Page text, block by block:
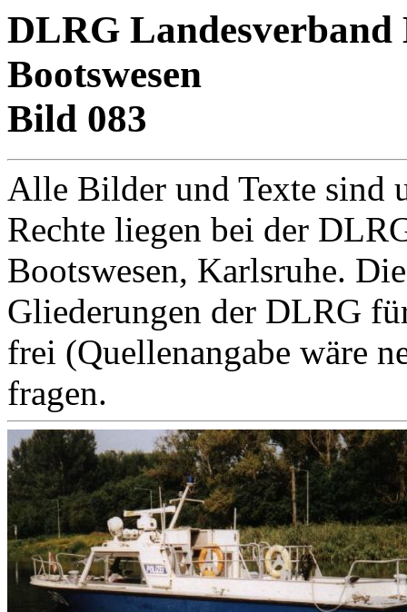
DLRG Landesverband
Bootswesen
Bild 083
Alle Bilder und Texte sind
Rechte liegen bei der
Bootswesen, Karlsruhe.
Gliederungen der DLRG
frei (Quellenangabe wäre
fragen.